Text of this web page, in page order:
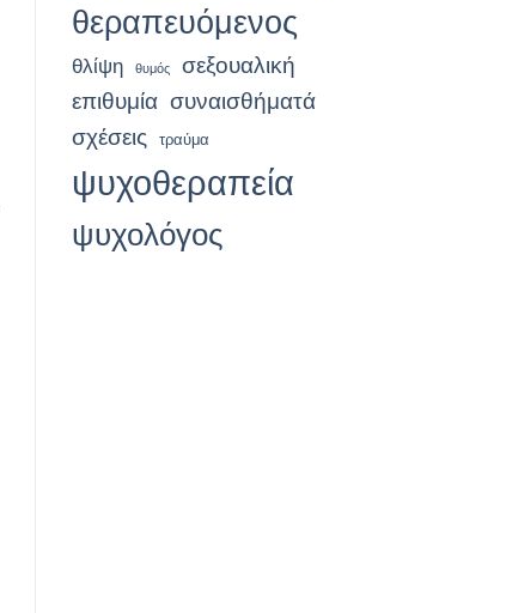
θεραπευόμενος
θλίψη θυμός
σεξουαλική
επιθυμία συναισθήματά
σχέσεις
τραύμα
ψυχοθεραπεία
ψυχολόγος